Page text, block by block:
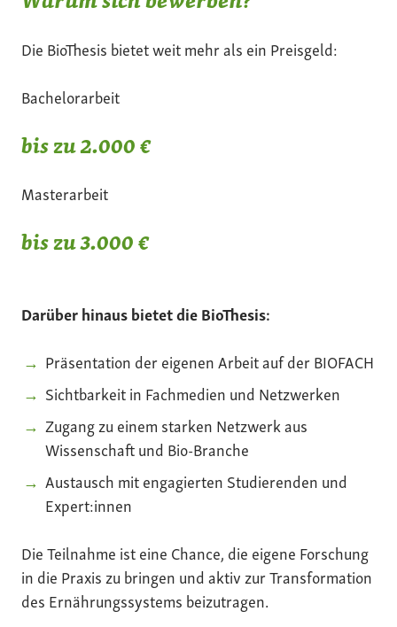
Die BioThesis bietet weit mehr als ein Preisgeld:
Bachelorarbeit
bis zu 2.000 €
Masterarbeit
bis zu 3.000 €
Darüber hinaus bietet die BioThesis:
Präsentation der eigenen Arbeit auf der BIOFACH
Sichtbarkeit in Fachmedien und Netzwerken
Zugang zu einem starken Netzwerk aus
Wissenschaft und Bio-Branche
Austausch mit engagierten Studierenden und
Expert:innen
Die Teilnahme ist eine Chance, die eigene Forschung
in die Praxis zu bringen und aktiv zur Transformation
des Ernährungssystems beizutragen.